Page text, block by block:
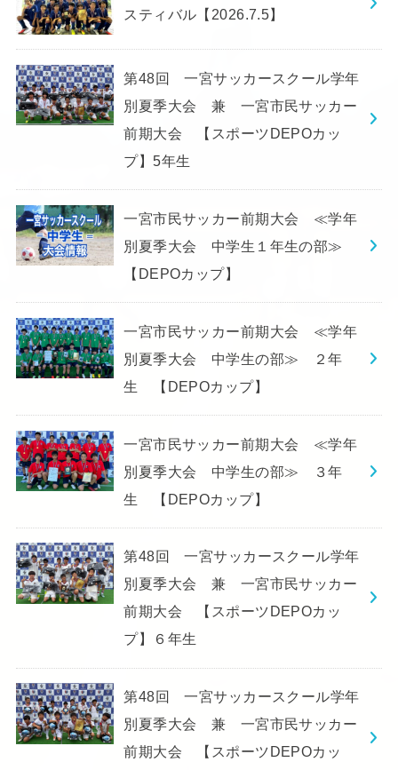
スティバル【2026.7.5】
第48回 一宮サッカースクール学年
別夏季大会 兼 一宮市民サッカー
前期大会 【スポーツDEPOカッ
プ】5年生
一宮市民サッカー前期大会 ≪学年
別夏季大会 中学生１年生の部≫
【DEPOカップ】
一宮市民サッカー前期大会 ≪学年
別夏季大会 中学生の部≫ ２年
生 【DEPOカップ】
一宮市民サッカー前期大会 ≪学年
別夏季大会 中学生の部≫ ３年
生 【DEPOカップ】
第48回 一宮サッカースクール学年
別夏季大会 兼 一宮市民サッカー
前期大会 【スポーツDEPOカッ
プ】６年生
第48回 一宮サッカースクール学年
別夏季大会 兼 一宮市民サッカー
前期大会 【スポーツDEPOカッ